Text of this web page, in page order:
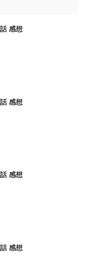
感想
感想
感想
感想